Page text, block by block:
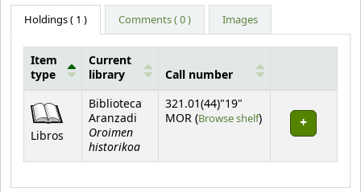
Holdings( 1 ) Comments ( 0 ) Images
Item
type
Current
library
Call number
Libros
Biblioteca
Aranzadi
Oroimen
historikoa
321.01(44)"19"
MOR (Browse shelf(Opens below)
)